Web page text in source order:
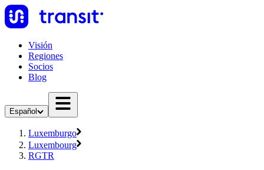
Visión
Regiones
Socios
Blog
Español
Luxemburgo
Luxembourg
RGTR